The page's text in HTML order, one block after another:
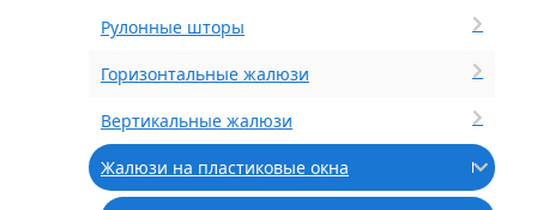
Рулонные шторы
Горизонтальные жалюзи
Вертикальные жалюзи
Жалюзи на пластиковые окна